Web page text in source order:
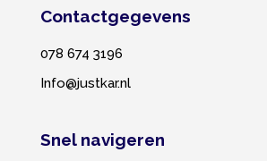
Contactgegevens
078 674 3196
Info@justkar.nl
Snel navigeren